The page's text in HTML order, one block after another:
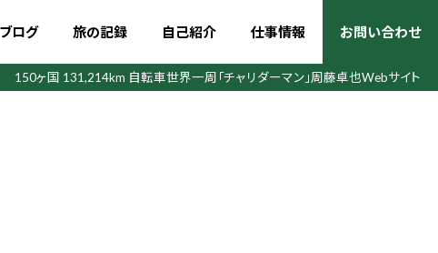
ブログ 旅の記録 自己紹介 仕事情報 お問い合わせ
150ヶ国 131,214km 自転車世界一周 「チャリダーマン」周藤卓也Webサイト